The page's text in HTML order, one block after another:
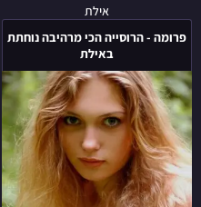
אילת
פרומה - הרוסייה הכי מרהיבה נוחתת
באילת
פרומה
-
הרוסייה
הכי
מרהיבה
נוחתת
באילת